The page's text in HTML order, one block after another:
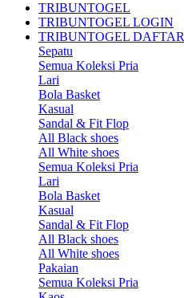
TRIBUNTOGEL
TRIBUNTOGEL LOGIN
TRIBUNTOGEL DAFTAR
Sepatu
Semua Koleksi Pria
Lari
Bola Basket
Kasual
Sandal & Fit Flop
All Black shoes
All White shoes
Semua Koleksi Pria
Lari
Bola Basket
Kasual
Sandal & Fit Flop
All Black shoes
All White shoes
Pakaian
Semua Koleksi Pria